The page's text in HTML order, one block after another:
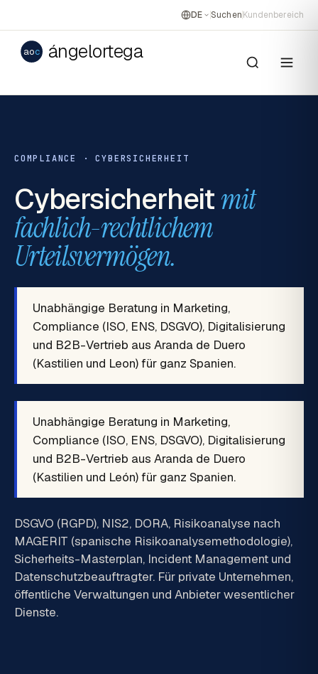
DE SuchenKundenbereich
aoc ángelortega
COMPLIANCE · CYBERSICHERHEIT
Cybersicherheitmit
fachlich-rechtlichem
Urteilsvermögen.
Unabhängige Beratung in Marketing,
Compliance (ISO, ENS, DSGVO), Digitalisierung
und B2B-Vertrieb aus Aranda de Duero
(Kastilien und Leon) für ganz Spanien.
Unabhängige Beratung in Marketing,
Compliance (ISO, ENS, DSGVO), Digitalisierung
und B2B-Vertrieb aus Aranda de Duero
(Kastilien und León) für ganz Spanien.
DSGVO (RGPD), NIS2, DORA, Risikoanalyse nach
MAGERIT (spanische Risikoanalysemethodologie),
Sicherheits-Masterplan, Incident Management und
Datenschutzbeauftragter. Für private Unternehmen,
öffentliche Verwaltungen und Anbieter wesentlicher
Dienste.